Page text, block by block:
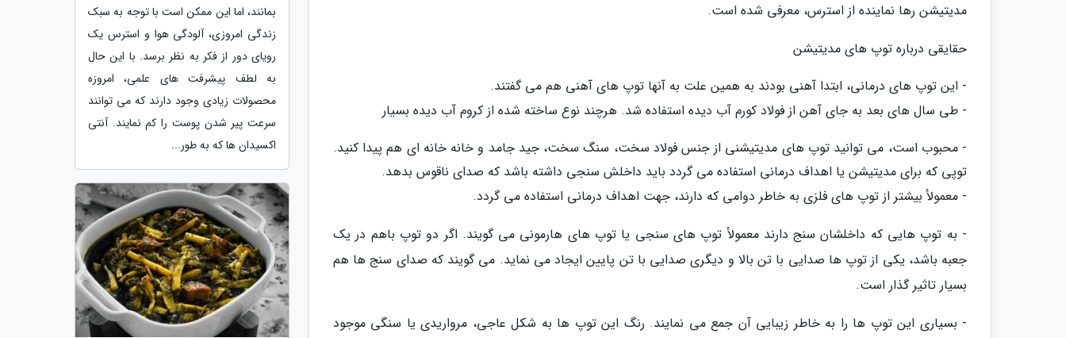
مدیتیشن رها نماینده از استرس، معرفی شده است.
حقایقی درباره توپ های مدیتیشن
- این توپ های درمانی، ابتدا آهنی بودند به همین علت به آنها توپ های آهنی هم می گفتند.
- طی سال های بعد به جای آهن از فولاد کورم آب دیده استفاده شد. هرچند نوع ساخته شده از کروم آب دیده بسیار
- محبوب است، می توانید توپ های مدیتیشنی از جنس فولاد سخت، سنگ سخت، جید جامد و خانه خانه ای هم پیدا کنید.
توپی که برای مدیتیشن یا اهداف درمانی استفاده می گردد باید داخلش سنجی داشته باشد که صدای ناقوس بدهد.
- معمولأ بیشتر از توپ های فلزی به خاطر دوامی که دارند، جهت اهداف درمانی استفاده می گردد.
- به توپ هایی که داخلشان سنج دارند معمولأ توپ های سنجی یا توپ های هارمونی می گویند. اگر دو توپ باهم در یک
جعبه باشد، یکی از توپ ها صدایی با تن بالا و دیگری صدایی با تن پایین ایجاد می نماید. می گویند که صدای سنج ها هم
بسیار تاثیر گذار است.
- بسیاری این توپ ها را به خاطر زیبایی آن جمع می نمایند. رنگ این توپ ها به شکل عاجی، مرواریدی یا سنگی موجود
بمانند، اما این ممکن است با توجه به سبک
زندگی امروزی، آلودگی هوا و استرس یک
رویای دور از فکر به نظر برسد. با این حال
به لطف پیشرفت های علمی، امروزه
محصولات زیادی وجود دارند که می توانند
سرعت پیر شدن پوست را کم نمایند. آنتی
اکسیدان ها که به طور...